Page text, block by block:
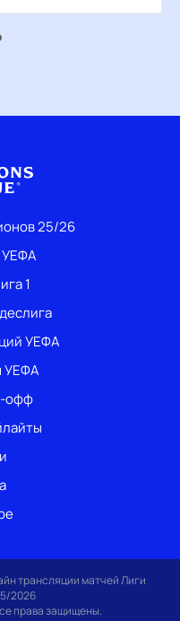
25/26
УЕФА
1
УЕФА
УЕФА
офф
трансляции матчей Лиги
2026
права защищены.